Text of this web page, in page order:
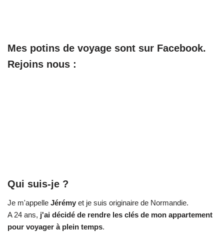
Mes potins de voyage sont sur Facebook.
Rejoins nous :
Qui suis-je ?
Je m'appelle Jérémy et je suis originaire de Normandie.
A 24 ans, j'ai décidé de rendre les clés de mon appartement
pour voyager à plein temps.